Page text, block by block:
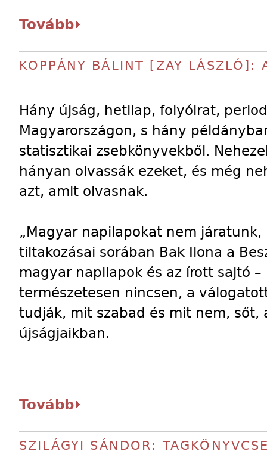
Tovább
KOPPÁNY BÁLINT [ZAY LÁSZLÓ]:
Hány újság, hetilap, folyóirat,
Magyarországon, s hány
statisztikai zsebkönyvekből.
hányan olvassák ezeket, és még
azt, amit olvasnak.
„Magyar napilapokat nem járatunk,
tiltakozásai sorában Bak Ilona a
magyar napilapok és az írott sajtó
természetesen nincsen, a
tudják, mit szabad és mit nem, sőt,
újságjaikban.
Tovább
SZILÁGYI SÁNDOR: